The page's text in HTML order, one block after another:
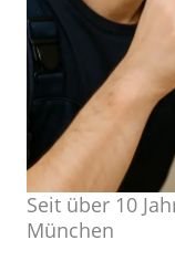
Seit über 10
München